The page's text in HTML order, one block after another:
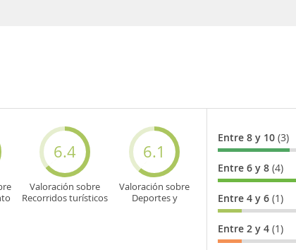
6.4
Valoración sobre
Recorridos turísticos
6.1
Valoración sobre
Deportes y
Entre 8 y 10 (3)
Entre 6 y 8 (4)
Entre 4 y 6 (1)
Entre 2 y 4 (1)